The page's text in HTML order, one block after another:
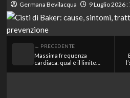
Germana Bevilacqua 9 Luglio 2026 :
← PRECEDENTE
Massima frequenza
cardiaca: qual è il limite